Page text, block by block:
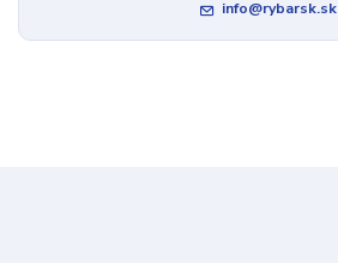
info@rybarsk.sk